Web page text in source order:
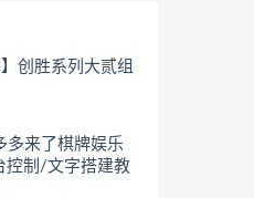
创胜系列大贰组
多来了棋牌娱乐
控制/文字搭建教